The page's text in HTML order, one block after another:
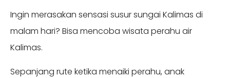
Ingin merasakan sensasi susur sungai Kalimas di
malam hari? Bisa mencoba wisata perahu air
Kalimas.
Sepanjang rute ketika menaiki perahu, anak